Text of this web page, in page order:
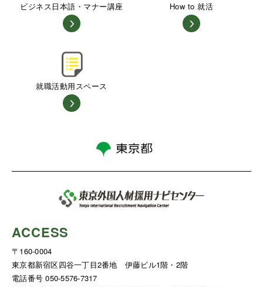
ビジネス日本語・マナー講座 How to 就活
就職活動用スペース
ACCESS
〒160-0004
東京都新宿区四谷一丁目2番地 伊藤ビル1階・2階
電話番号 050-5576-7317